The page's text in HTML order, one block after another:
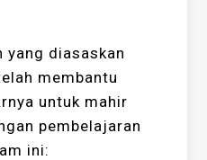
yang diasaskan
membantu
untuk mahir
pembelajaran
ini: